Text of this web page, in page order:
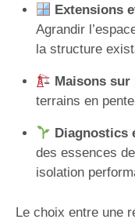
Extensions
Agrandir
la structure
Maisons
terrains en
Diagnostics
des essences
isolation
Le choix entre une